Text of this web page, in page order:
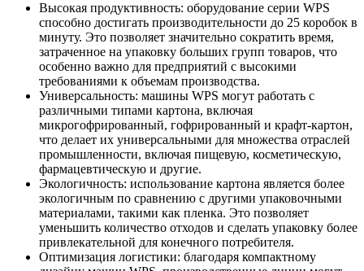
Высокая продуктивность: оборудование серии WPS
способно достигать производительности до 25 коробок в
минуту. Это позволяет значительно сократить время,
затраченное на упаковку больших групп товаров, что
особенно важно для предприятий с высокими
требованиями к объемам производства.
Универсальность: машины WPS могут работать с
различными типами картона, включая
микрогофрированный, гофрированный и крафт-картон,
что делает их универсальными для множества отраслей
промышленности, включая пищевую, косметическую,
фармацевтическую и другие.
Экологичность: использование картона является более
экологичным по сравнению с другими упаковочными
материалами, такими как пленка. Это позволяет
уменьшить количество отходов и сделать упаковку более
привлекательной для конечного потребителя.
Оптимизация логистики: благодаря компактному